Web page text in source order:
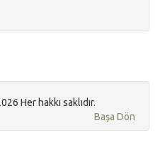
Her hakkı saklıdır.
Başa Dön